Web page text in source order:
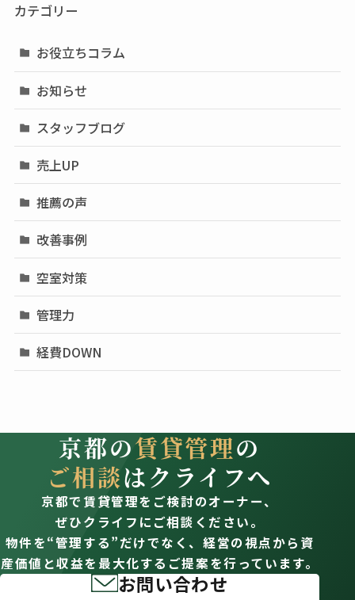
カテゴリー
お役立ちコラム
お知らせ
スタッフブログ
売上UP
推薦の声
改善事例
空室対策
管理力
経費DOWN
京都の賃貸管理の
ご相談はクライフへ
京都で賃貸管理をご検討のオーナー、
ぜひクライフにご相談ください。
物件を“管理する”だけでなく、経営の視点から資
産価値と収益を最大化するご提案を行っています。
お問い合わせ